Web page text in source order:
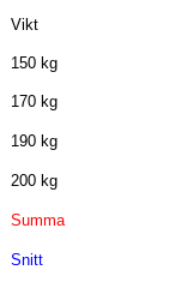
Vikt
150 kg
170 kg
190 kg
200 kg
Summa
Snitt